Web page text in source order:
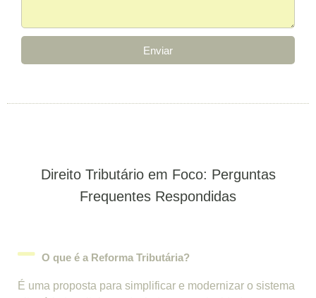
Enviar
Direito Tributário em Foco: Perguntas
Frequentes Respondidas
O que é a Reforma Tributária?
É uma proposta para simplificar e modernizar o sistema